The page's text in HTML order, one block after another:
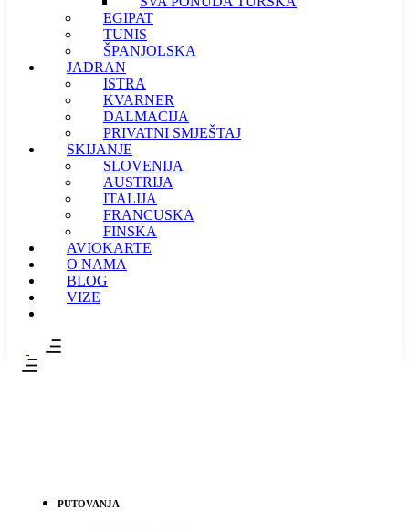
EGIPAT
TUNIS
ŠPANJOLSKA
JADRAN
ISTRA
KVARNER
DALMACIJA
PRIVATNI SMJEŠTAJ
SKIJANJE
SLOVENIJA
AUSTRIJA
ITALIJA
FRANCUSKA
FINSKA
AVIOKARTE
O NAMA
BLOG
VIZE
PUTOVANJA